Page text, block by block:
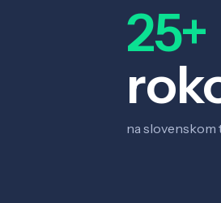
25+
na slovenskom